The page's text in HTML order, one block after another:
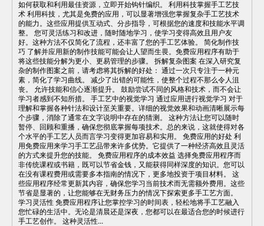
如何获取和利用最佳资源，立即开始钩针编织。 利用科技掌握手工艺技
术 利用科技，尤其是免费的应用，可以显著增强您掌握复杂手工艺技术
的能力。这些应用提供互动式、分步指导，可根据您的速度和技能水平调
整。 您可灵活练习和改进，随时随地学习，使学习变得高效且用户友
好。这种方法不仅简化了流程，还丰富了您的手工艺体验。 简化制作技
巧 了解并应用新的制作技能可能会让人望而生畏。免费应用程序有助于
将这些技能分解为更小、更易管理的步骤。 拆解复杂图案 在深入研究复
杂的制作图案之前，请考虑将其拆解的好处： 通过一次只专注于一种元
素，简化了学习曲线。 减少了出错的可能性，使整个过程不那么令人沮
丧。 允许技能和信心逐渐提升。 鼓励尝试不同的风格和技术，而不会让
学习者感到不知所措。 手工艺中的视觉学习 通过应用进行视觉学习 对于
理解和掌握各种针法和设计至关重要。详细的视觉效果和动画清晰展示每
个步骤，消除了通常在文字说明中存在的猜测。 这种方法让您可以随时
暂停、回顾和重播，确保您彻底掌握每项技术。总的来说，这就使得对各
个水平的手工艺人员而言学习变得更加容易和实用。 免费应用的好处 利
用免费应用来学习手工艺品带来许多优势。它提供了一种经济高效且灵活
的方式来提升您的技能。 免费应用程序的成本效益 选择免费应用程序而
非传统课程或书籍，既可以节省金钱，又能获得同样深度的知识。您可以
在没有课程费用或需要多本指南的情况下，更多地投资于项目材料。 这
些应用程序经常更新其内容，确保您学习当前技术而无需额外费用。这些
节省是显著的，让您能够在无财务压力的情况下探索更多手工艺方面。
学习灵活性 免费应用程序让您掌控学习的时间表，轻松地将手工艺融入
您忙碌的生活中。无论是清晨还是深夜，您都可以在最适合您的时候进行
手工艺创作。 这种灵活性...